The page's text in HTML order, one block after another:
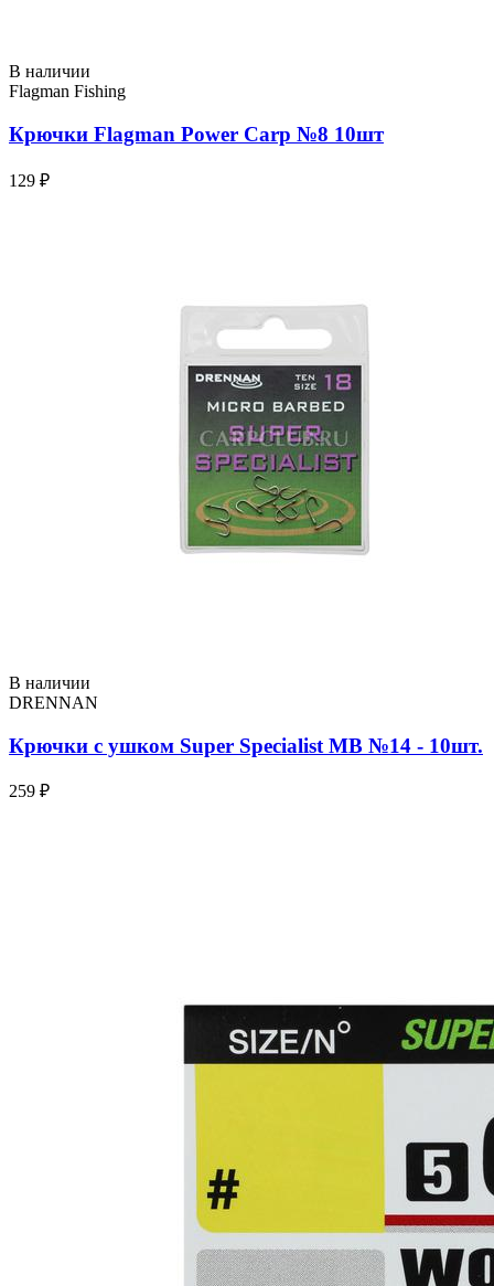
В наличии
Flagman Fishing
Крючки Flagman Power Carp №8 10шт
129 ₽
В наличии
DRENNAN
Крючки с ушком Super Specialist MB №14 - 10шт.
259 ₽